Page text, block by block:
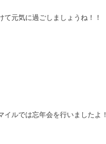
て元気に過ごしましょうね！！
イルでは忘年会を行いましたよ！